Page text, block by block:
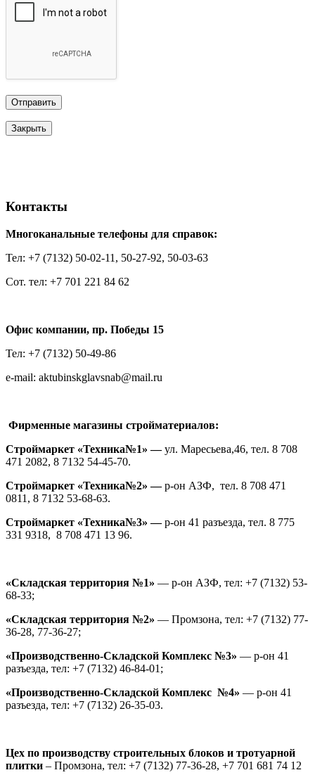
Закрыть
Контакты
Многоканальные телефоны для справок:
Тел: +7 (7132) 50-02-11, 50-27-92, 50-03-63
Сот. тел: +7 701 221 84 62
Офис компании, пр. Победы 15
Тел: +7 (7132) 50-49-86
e-mail: aktubinskglavsnab@mail.ru
Фирменные магазины стройматериалов:
Строймаркет «Техника№1» —ул. Маресьева,46, тел. 8 708
471 2082, 8 7132 54-45-70.
Строймаркет «Техника№2» —р-он АЗФ, тел. 8 708 471
0811, 8 7132 53-68-63.
Строймаркет «Техника№3» —р-он 41 разъезда, тел. 8 775
331 9318, 8 708 471 13 96.
«Складская территория №1» — р-он АЗФ, тел: +7 (7132) 53-
68-33;
«Складская территория №2» — Промзона, тел: +7 (7132) 77-
36-28, 77-36-27;
«Производственно-Складской Комплекс №3» — р-он 41
разъезда, тел: +7 (7132) 46-84-01;
«Производственно-Складской Комплекс №4» — р-он 41
разъезда, тел: +7 (7132) 26-35-03.
Цех по производству строительных блоков и тротуарной
плитки – Промзона, тел: +7 (7132) 77-36-28, +7 701 681 74 12